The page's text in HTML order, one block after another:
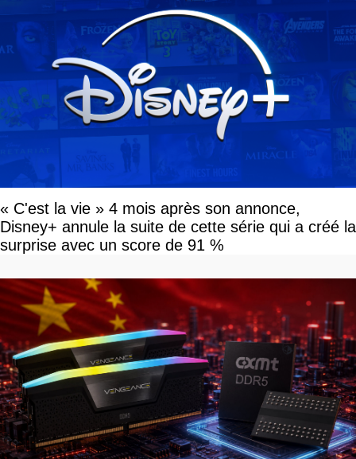
« C'est la vie » 4 mois après son annonce,
Disney+ annule la suite de cette série qui a créé la
surprise avec un score de 91 %